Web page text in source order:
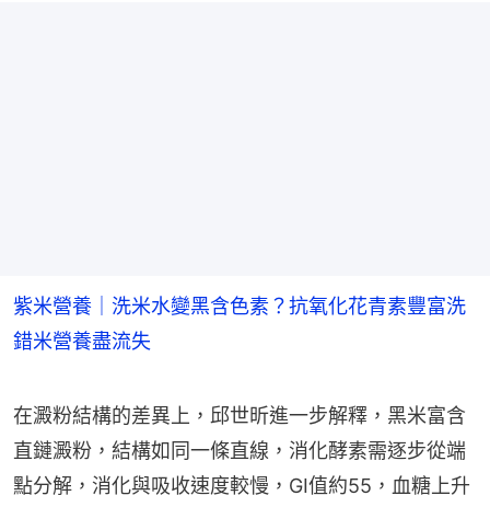
紫米營養｜洗米水變黑含色素？抗氧化花青素豐富洗
錯米營養盡流失
在澱粉結構的差異上，邱世昕進一步解釋，黑米富含
直鏈澱粉，結構如同一條直線，消化酵素需逐步從端
點分解，消化與吸收速度較慢，GI值約55，血糖上升